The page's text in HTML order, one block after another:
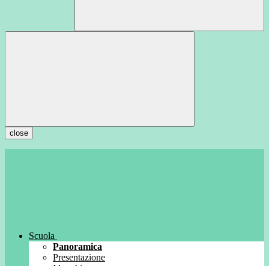
close
Scuola
Panoramica
Presentazione